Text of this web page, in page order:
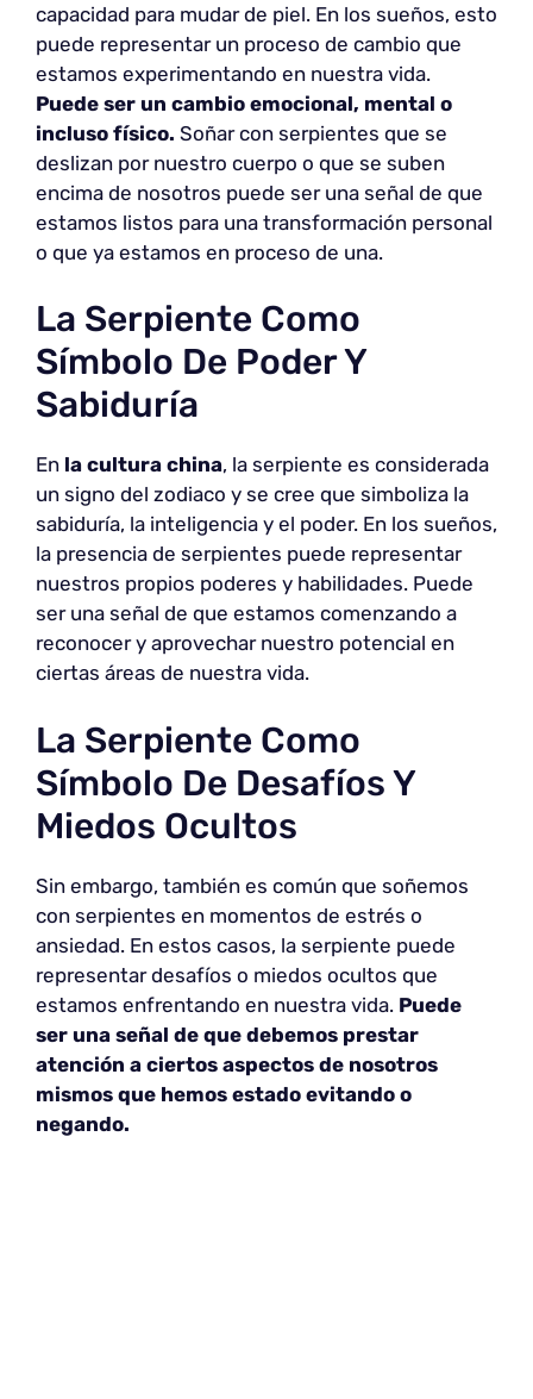
capacidad para mudar de piel. En los sueños, esto
puede representar un proceso de cambio que
estamos experimentando en nuestra vida.
Puede ser un cambio emocional, mental o
incluso físico. Soñar con serpientes que se
deslizan por nuestro cuerpo o que se suben
encima de nosotros puede ser una señal de que
estamos listos para una transformación personal
o que ya estamos en proceso de una.
La Serpiente Como
Símbolo De Poder Y
Sabiduría
En la cultura china, la serpiente es considerada
un signo del zodiaco y se cree que simboliza la
sabiduría, la inteligencia y el poder. En los sueños,
la presencia de serpientes puede representar
nuestros propios poderes y habilidades. Puede
ser una señal de que estamos comenzando a
reconocer y aprovechar nuestro potencial en
ciertas áreas de nuestra vida.
La Serpiente Como
Símbolo De Desafíos Y
Miedos Ocultos
Sin embargo, también es común que soñemos
con serpientes en momentos de estrés o
ansiedad. En estos casos, la serpiente puede
representar desafíos o miedos ocultos que
estamos enfrentando en nuestra vida. Puede
ser una señal de que debemos prestar
atención a ciertos aspectos de nosotros
mismos que hemos estado evitando o
negando.